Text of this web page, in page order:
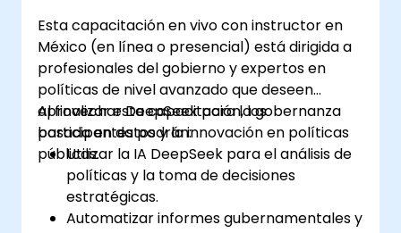
Esta capacitación en vivo con instructor en
México (en línea o presencial) está dirigida a
profesionales del gobierno y expertos en
políticas de nivel avanzado que deseen
aprovechar DeepSeek para la gobernanza
basada en datos y la innovación en políticas
públicas.
Al finalizar esta capacitación, los
participantes podrán:
Utilizar la IA DeepSeek para el análisis de
políticas y la toma de decisiones
estratégicas.
Automatizar informes gubernamentales y